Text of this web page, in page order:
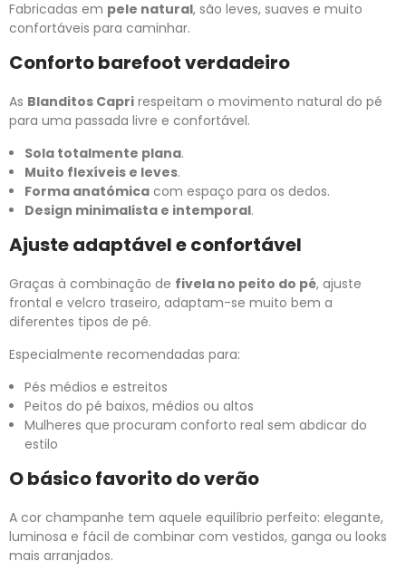
Fabricadas em pele natural, são leves, suaves e muito
confortáveis para caminhar.
Conforto barefoot verdadeiro
As Blanditos Capri respeitam o movimento natural do pé
para uma passada livre e confortável.
Sola totalmente plana.
Muito flexíveis e leves.
Forma anatómica com espaço para os dedos.
Design minimalista e intemporal.
Ajuste adaptável e confortável
Graças à combinação de fivela no peito do pé, ajuste
frontal e velcro traseiro, adaptam-se muito bem a
diferentes tipos de pé.
Especialmente recomendadas para:
Pés médios e estreitos
Peitos do pé baixos, médios ou altos
Mulheres que procuram conforto real sem abdicar do
estilo
O básico favorito do verão
A cor champanhe tem aquele equilíbrio perfeito: elegante,
luminosa e fácil de combinar com vestidos, ganga ou looks
mais arranjados.